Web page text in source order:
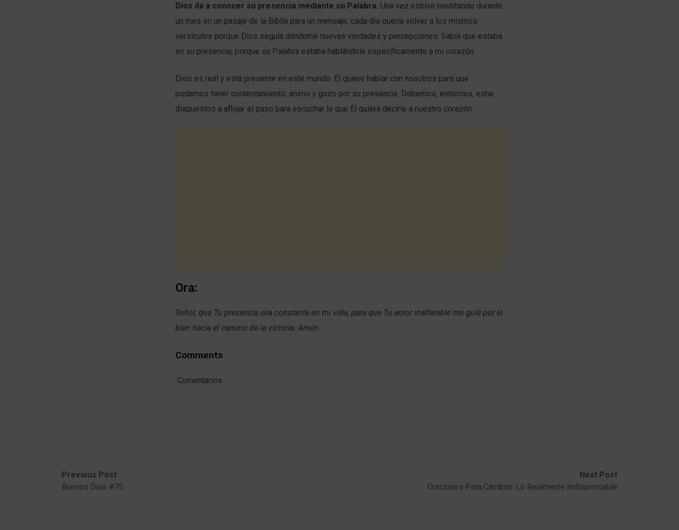
Dios da a conocer su presencia mediante su Palabra. Una vez estuve meditando durante
un mes en un pasaje de la Biblia para un mensaje; cada día quería volver a los mismos
versículos porque Dios seguía dándome nuevas verdades y percepciones. Sabía que estaba
en su presencia, porque su Palabra estaba hablándole específicamente a mi corazón.
Dios es real y está presente en este mundo. Él quiere hablar con nosotros para que
podamos tener contentamiento, ánimo y gozo por su presencia. Debemos, entonces, estar
dispuestos a aflojar el paso para escuchar lo que Él quiera decirle a nuestro corazón.
Ora:
Señor, que Tu presencia sea constante en mi vida, para que Tu amor inalterable me guíe por el
bien hacia el camino de la victoria. Amén
Comments
Comentarios
Previous Post
Buenos Días #75
Next Post
Oraciones Para Cambiar: Lo Realmente Indispensable